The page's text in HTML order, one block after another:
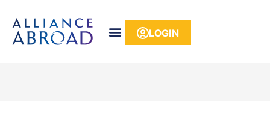
conteúdo
LOGIN